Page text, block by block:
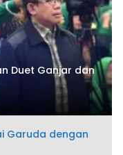
Duet Ganjar dan
Garuda dengan